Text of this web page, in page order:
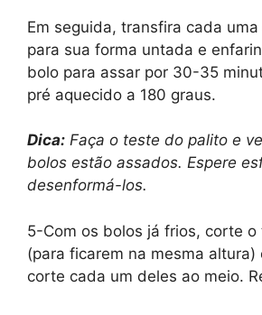
Em seguida, transfira cada
para sua forma untada e
bolo para assar por 30-35
pré aquecido a 180 graus.
Dica: Faça o teste do palito e
bolos estão assados. Espere
desenformá-los.
5-Com os bolos já frios, corte
(para ficarem na mesma altura)
corte cada um deles ao meio.